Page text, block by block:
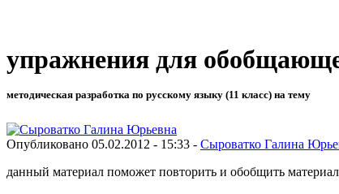
упражнения для
методическая разработка по русскому языку (11 класс) на тему
Опубликовано 05.02.2012 - 15:33 - Сыроватко Галина
данный материал поможет повторить и обобщить